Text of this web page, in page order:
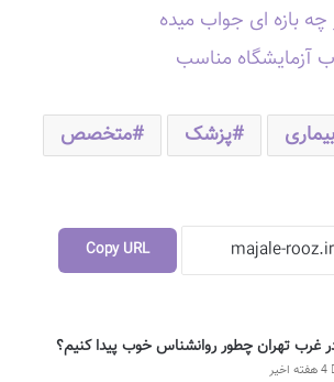
بازه ای جواب میده
آزمایشگاه مناسب
بیماری پزشک
متخصص
Copy URL
غرب تهران چطور روانشناس خوب پیدا کنیم؟
4 هفته اخیر